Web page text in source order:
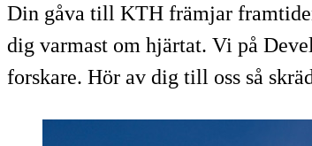
Din gåva till KTH främjar
dig varmast om hjärtat. Vi på
forskare. Hör av dig till oss så